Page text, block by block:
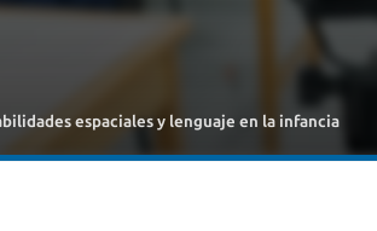
espaciales y lenguaje en la infancia